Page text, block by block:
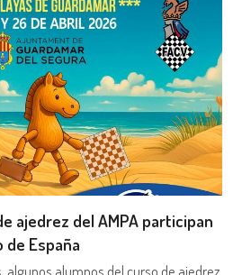
ajedrez del AMPA participan
de España
algunos alumnos del curso de ajedrez